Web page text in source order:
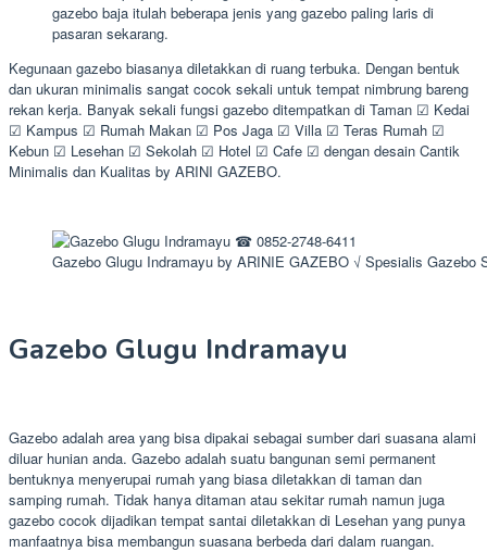
gazebo baja itulah beberapa jenis yang gazebo paling laris di
pasaran sekarang.
Kegunaan gazebo biasanya diletakkan di ruang terbuka. Dengan bentuk
dan ukuran minimalis sangat cocok sekali untuk tempat nimbrung bareng
rekan kerja. Banyak sekali fungsi gazebo ditempatkan di Taman ☑ Kedai
☑ Kampus ☑ Rumah Makan ☑ Pos Jaga ☑ Villa ☑ Teras Rumah ☑
Kebun ☑ Lesehan ☑ Sekolah ☑ Hotel ☑ Cafe ☑ dengan desain Cantik
Minimalis dan Kualitas by ARINI GAZEBO.
Gazebo Glugu Indramayu by ARINIE GAZEBO √ Spesialis Gazebo
Gazebo Glugu Indramayu
Gazebo adalah area yang bisa dipakai sebagai sumber dari suasana alami
diluar hunian anda. Gazebo adalah suatu bangunan semi permanent
bentuknya menyerupai rumah yang biasa diletakkan di taman dan
samping rumah. Tidak hanya ditaman atau sekitar rumah namun juga
gazebo cocok dijadikan tempat santai diletakkan di Lesehan yang punya
manfaatnya bisa membangun suasana berbeda dari dalam ruangan.